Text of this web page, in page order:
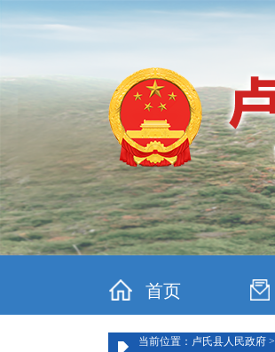
首页
当前位置：卢氏县人民政府 >